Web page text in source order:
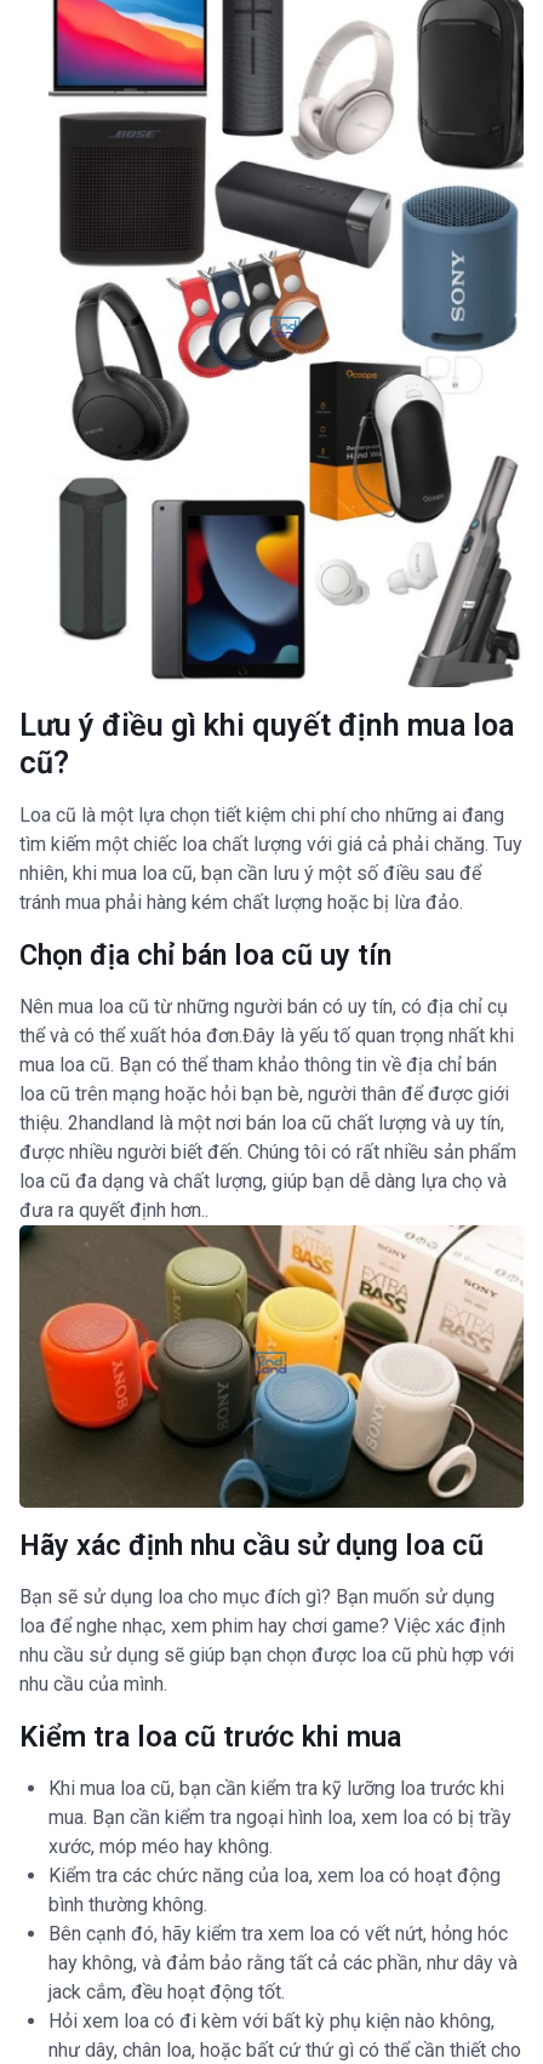
Lưu ý điều gì khi quyết định mua loa
cũ?
Loa cũ là một lựa chọn tiết kiệm chi phí cho những ai đang
tìm kiếm một chiếc loa chất lượng với giá cả phải chăng. Tuy
nhiên, khi mua loa cũ, bạn cần lưu ý một số điều sau để
tránh mua phải hàng kém chất lượng hoặc bị lừa đảo.
Chọn địa chỉ bán loa cũ uy tín
Nên mua loa cũ từ những người bán có uy tín, có địa chỉ cụ
thể và có thể xuất hóa đơn.Đây là yếu tố quan trọng nhất khi
mua loa cũ. Bạn có thể tham khảo thông tin về địa chỉ bán
loa cũ trên mạng hoặc hỏi bạn bè, người thân để được giới
thiệu. 2handland là một nơi bán loa cũ chất lượng và uy tín,
được nhiều người biết đến. Chúng tôi có rất nhiều sản phẩm
loa cũ đa dạng và chất lượng, giúp bạn dễ dàng lựa chọ và
đưa ra quyết định hơn..
Hãy xác định nhu cầu sử dụng loa cũ
Bạn sẽ sử dụng loa cho mục đích gì? Bạn muốn sử dụng
loa để nghe nhạc, xem phim hay chơi game? Việc xác định
nhu cầu sử dụng sẽ giúp bạn chọn được loa cũ phù hợp với
nhu cầu của mình.
Kiểm tra loa cũ trước khi mua
Khi mua loa cũ, bạn cần kiểm tra kỹ lưỡng loa trước khi
mua. Bạn cần kiểm tra ngoại hình loa, xem loa có bị trầy
xước, móp méo hay không.
Kiểm tra các chức năng của loa, xem loa có hoạt động
bình thường không.
Bên cạnh đó, hãy kiểm tra xem loa có vết nứt, hỏng hóc
hay không, và đảm bảo rằng tất cả các phần, như dây và
jack cắm, đều hoạt động tốt.
Hỏi xem loa có đi kèm với bất kỳ phụ kiện nào không,
như dây, chân loa, hoặc bất cứ thứ gì có thể cần thiết cho